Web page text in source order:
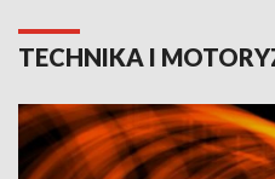
TECHNIKA I